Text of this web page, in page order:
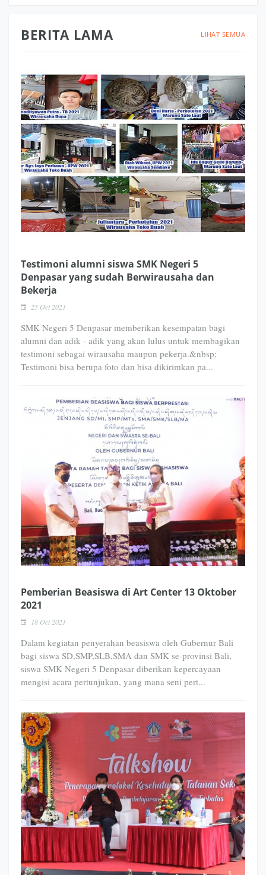
BERITA LAMA LIHAT SEMUA
Testimoni alumni siswa SMK Negeri 5
Denpasar yang sudah Berwirausaha dan
Bekerja
25 Oct 2021
SMK Negeri 5 Denpasar memberikan kesempatan bagi
alumni dan adik - adik yang akan lulus untuk membagikan
testimoni sebagai wirausaha maupun pekerja.&nbsp;
Testimoni bisa berupa foto dan bisa dikirimkan pa...
Pemberian Beasiswa di Art Center 13 Oktober
2021
18 Oct 2021
Dalam kegiatan penyerahan beasiswa oleh Gubernur Bali
bagi siswa SD,SMP,SLB,SMA dan SMK se-provinsi Bali,
siswa SMK Negeri 5 Denpasar diberikan kepercayaan
mengisi acara pertunjukan, yang mana seni pert...